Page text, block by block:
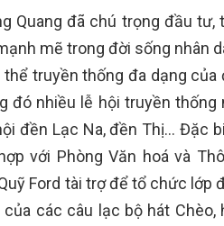
Quang đã chú trọng đầu tư,
mẽ trong đời sống nhân
truyền thống đa dạng của
đó nhiều lễ hội truyền thống
đền Lạc Na, đền Thị… Đặc
với Phòng Văn hoá và
Ford tài trợ để tổ chức lớp
các câu lạc bộ hát Chèo,